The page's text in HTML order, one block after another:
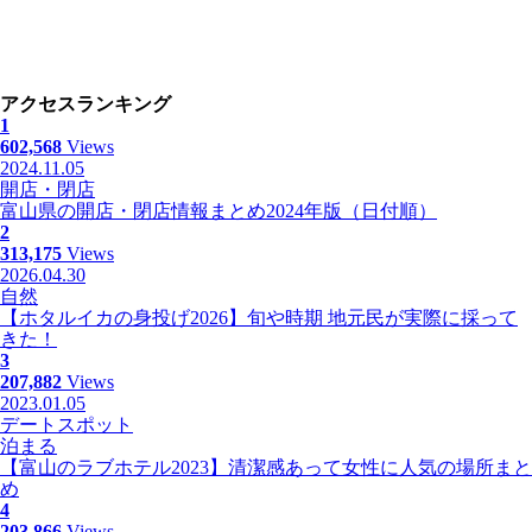
アクセスランキング
1
602,568 Views
2024.11.05
開店・閉店
富山県の開店・閉店情報まとめ2024年版（日付順）
2
313,175 Views
2026.04.30
自然
【ホタルイカの身投げ2026】旬や時期 地元民が実際に採って
きた！
3
207,882 Views
2023.01.05
デートスポット
泊まる
【富山のラブホテル2023】清潔感あって女性に人気の場所まと
め
4